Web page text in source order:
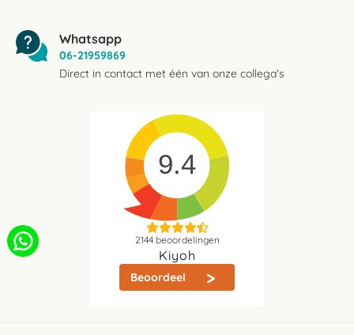
Whatsapp
06-21959869
Direct in contact met één van onze collega's
9.4
2144beoordelingen
Kiyoh
Beoordeel